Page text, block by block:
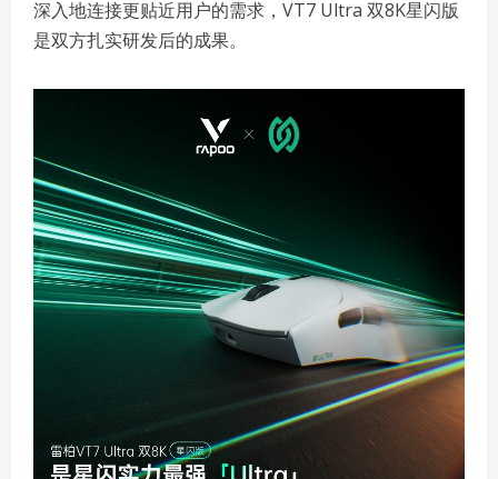
深入地连接更贴近用户的需求，VT7 Ultra 双8K星闪版
是双方扎实研发后的成果。